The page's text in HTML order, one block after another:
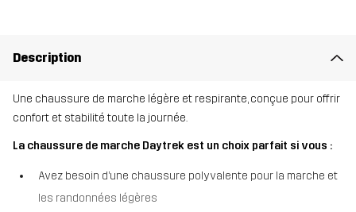
Description
Une chaussure de marche légère et respirante, conçue pour offrir
confort et stabilité toute la journée.
La chaussure de marche Daytrek est un choix parfait si vous :
Avez besoin d’une chaussure polyvalente pour la marche et
les randonnées légères